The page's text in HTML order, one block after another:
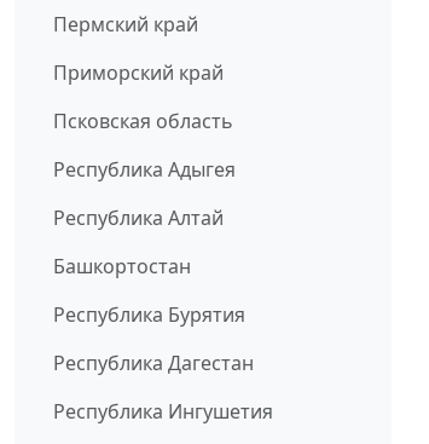
Пермский край
Приморский край
Псковская область
Республика Адыгея
Республика Алтай
Башкортостан
Республика Бурятия
Республика Дагестан
Республика Ингушетия